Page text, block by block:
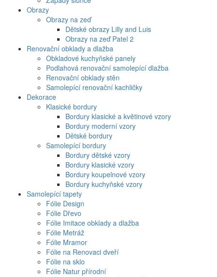
Obrazy
Obrazy na zeď
Dětské obrazy Lilly and Luis
Obrazy na zeď Patel 2
Renovační obklady a dlažba
Obkladové kuchyňské panely
Podlahová renovační samolepící dlažba
Renovační obklady stěn
Samolepící renovační kachličky
Dekorace
Klasické bordury
Bordury klasické a květinové vzory
Bordury moderní vzory
Dětské bordury
Samolepící bordury
Bordury dětské vzory
Bordury klasické vzory
Bordury koupelnové vzory
Bordury kuchyňské vzory
Samolepící tapety
Fólie Design
Fólie Dřevo
Fólie Imitace obklady a dlažba
Fólie Metráž
Fólie Mramor
Fólie na Renovaci dveří
Fólie na sklo
Fólie Natur přírodní